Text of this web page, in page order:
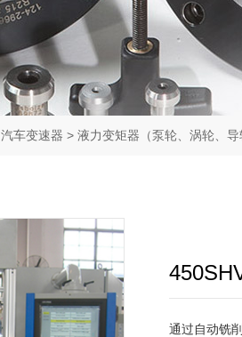
汽车变速器 > 液力变矩器（泵轮、涡轮、导
通过自动铣